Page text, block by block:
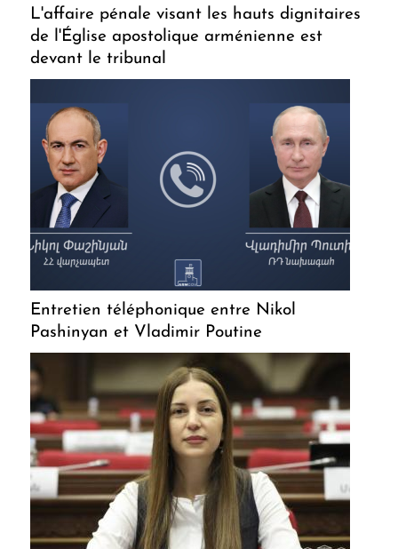
L'affaire pénale visant les hauts dignitaires
de l'Église apostolique arménienne est
devant le tribunal
Entretien téléphonique entre Nikol
Pashinyan et Vladimir Poutine